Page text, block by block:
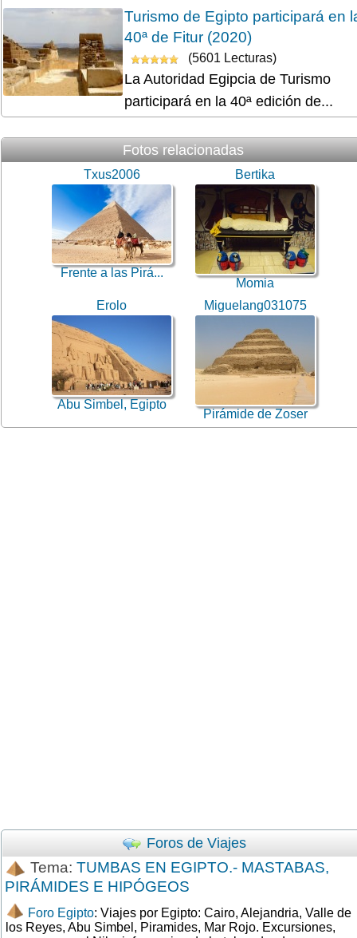
Turismo de Egipto participará en
40ª de Fitur (2020)
(5601 Lecturas)
La Autoridad Egipcia de Turismo
participará en la 40ª edición de...
Fotos relacionadas
Txus2006
Frente a las Pirá...
Bertika
Momia
Erolo
Abu Simbel, Egipto
Miguelang031075
Pirámide de Zoser
Foros de Viajes
Tema: TUMBAS EN EGIPTO.- MASTABAS,
PIRÁMIDES E HIPÓGEOS
Foro Egipto: Viajes por Egipto: Cairo, Alejandria, Valle de
los Reyes, Abu Simbel, Piramides, Mar Rojo. Excursiones,